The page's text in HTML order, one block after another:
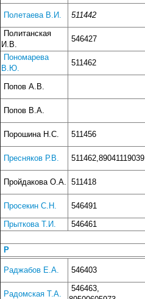
Полетаева В.И.
511442
Политанская
И.В.
546427
Пономарева
В.Ю.
511462
Попов А.В.
Попов В.А.
Порошина Н.С.
511456
Пресняков Р.В.
511462,89041119039
Пройдакова О.А. 511418
Просекин С.Н.
546491
Прыткова Т.И.
546461
Р
Раджабов Е.А. 546403
Радомская Т.А.
546463,